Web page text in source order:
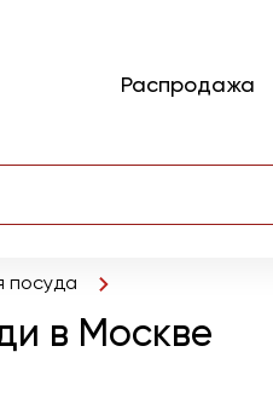
Распродажа
посуда
в Москве